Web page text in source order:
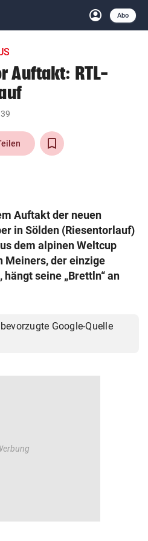
account_circle
Anmelden
Abo
close Schließen
arrow_right
Co KG 2026
Auftakt: RTL-
Auftakt der neuen
in Sölden (Riesentorlauf)
dem alpinen Weltcup
Meiners, der einzige
seine „Brettln“ an
Google-Quelle